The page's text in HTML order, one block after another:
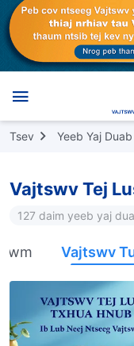
Tsev Yeeb Yaj Duab
Vajtswv Tej
127 daim yeeb yaj
Vajtswv